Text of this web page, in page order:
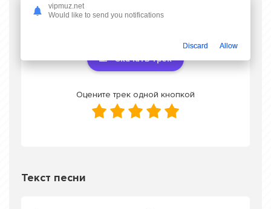
Скачать песню Yulia - Гуляй девочка
mp3 или слушать онлайн бесплатно
Скачать трек
Оцените трек одной кнопкой
Текст песни
vipmuz.net
Would like to send you notifications
Discard Allow